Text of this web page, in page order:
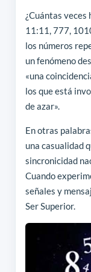
¿Cuántas
11:11, 777,
los números
un fenómeno
«una
los que está
de azar».
En otras
una casualidad
sincronicidad
Cuando
señales y
Ser Superior.